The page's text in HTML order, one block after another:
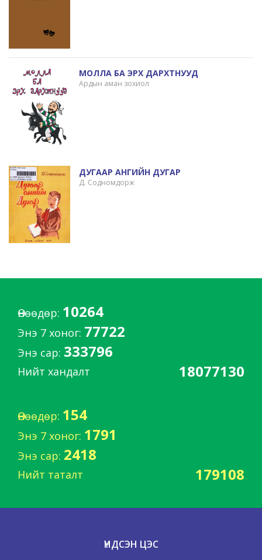
МОЛЛА БА ЭРХ ДАРХТНУУД
Ардын аман зохиол
ДУГААР АНГИЙН ДУГАР
Д. Содномдорж
Өнөөдөр: 10264
Энэ 7 хоног: 77722
Энэ сар: 333796
Нийт хандалт 18077130
Өнөөдөр: 154
Энэ 7 хоног: 1791
Энэ сар: 2418
Нийт таталт 179108
ҮНДСЭН ЦЭС